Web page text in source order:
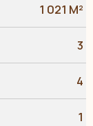
1 021 M²
3
4
1